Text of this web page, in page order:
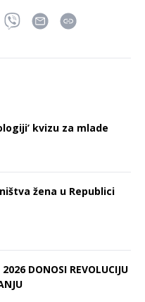
kvizu za mlade
žena u Republici
DONOSI REVOLUCIJU